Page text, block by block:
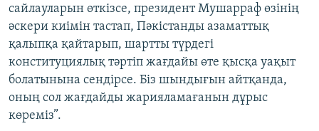
сайлауларын өткізсе, президент Мушарраф өзінің
әскери киімін тастап, Пәкістанды азаматтық
қалыпқа қайтарып, шартты түрдегі
конституциялық тәртіп жағдайы өте қысқа уақыт
болатынына сендірсе. Біз шындығын айтқанда,
оның сол жағдайды жарияламағанын дұрыс
көреміз”.